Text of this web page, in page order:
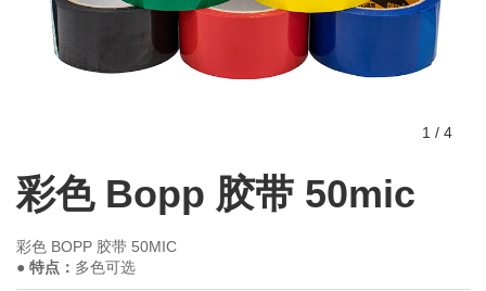
彩色 Bopp 胶带 50mic
彩色 BOPP 胶带 50MIC
● 特点： 多色可选
1 / 4